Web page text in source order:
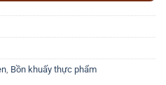
, Bồn khuấy thực phẩm